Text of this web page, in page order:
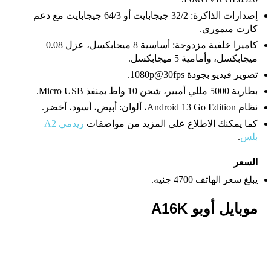
إصدارات الذاكرة: 32/2 جيجابايت أو 64/3 جيجابايت مع دعم
كارت ميموري.
كاميرا خلفية مزدوجة: أساسية 8 ميجابكسل، عزل 0.08
ميجابكسل، وأمامية 5 ميجابكسل.
تصوير فيديو بجودة 1080p@30fps.
بطارية 5000 مللي أمبير، شحن 10 واط بمنفذ Micro USB.
نظام Android 13 Go Edition، ألوان: أبيض، أسود، أخضر.
كما يمكنك الاطلاع على المزيد من مواصفات
ريدمي A2
بلس.
السعر
يبلغ سعر الهاتف 4700 جنيه.
موبايل أوبو A16K